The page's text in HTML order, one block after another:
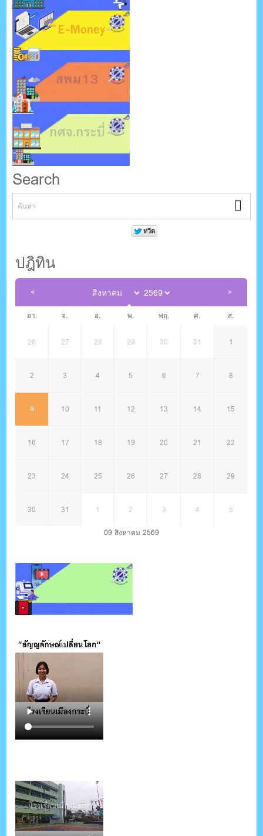
Search
ปฎิทิน
อา. จ. อ. พ. พฤ. ศ. ส.
26 27 28 29 30 31 1
2 3 4 5 6 7 8
9 10 11 12 13 14 15
16 17 18 19 20 21 22
23 24 25 26 27 28 29
30 31 1 2 3 4 5
09 สิงหาคม 2569